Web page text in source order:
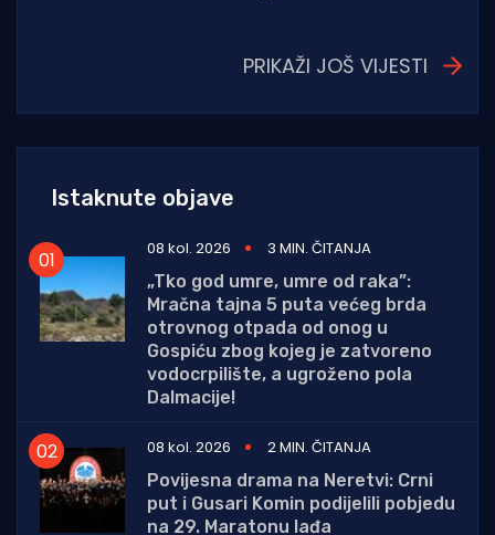
PRIKAŽI JOŠ VIJESTI
Istaknute objave
08 kol. 2026
3 MIN. ČITANJA
„Tko god umre, umre od raka”:
Mračna tajna 5 puta većeg brda
otrovnog otpada od onog u
Gospiću zbog kojeg je zatvoreno
vodocrpilište, a ugroženo pola
Dalmacije!
08 kol. 2026
2 MIN. ČITANJA
Povijesna drama na Neretvi: Crni
put i Gusari Komin podijelili pobjedu
na 29. Maratonu lađa